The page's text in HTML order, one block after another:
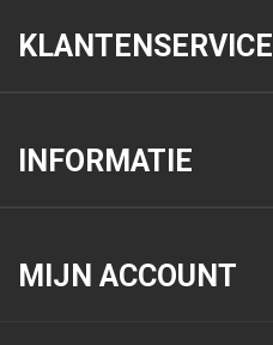
KLANTENSERVICE
INFORMATIE
MIJN ACCOUNT